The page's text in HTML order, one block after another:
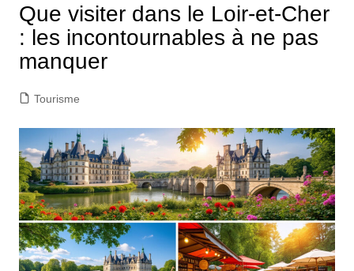
Que visiter dans le Loir-et-Cher
: les incontournables à ne pas
manquer
Tourisme